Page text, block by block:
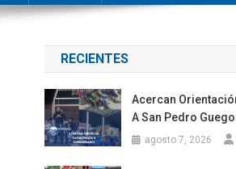
RECIENTES
Acercan
A San Pedro
agosto 7, 2026